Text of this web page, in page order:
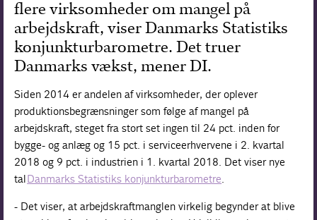
flere virksomheder om mangel på
arbejdskraft, viser Danmarks Statistiks
konjunkturbarometre. Det truer
Danmarks vækst, mener DI.
Siden 2014 er andelen af virksomheder, der oplever
produktionsbegrænsninger som følge af mangel på
arbejdskraft, steget fra stort set ingen til 24 pct. inden for
bygge- og anlæg og 15 pct. i serviceerhvervene i 2. kvartal
2018 og 9 pct. i industrien i 1. kvartal 2018. Det viser nye
talDanmarks Statistiks konjunkturbarometre
- Det viser, at arbejdskraftmanglen virkelig begynder at blive